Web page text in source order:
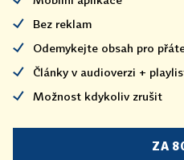
Bez reklam
Odemykejte obsah pro
Články v audioverzi +
Možnost kdykoliv zrušit
ZA